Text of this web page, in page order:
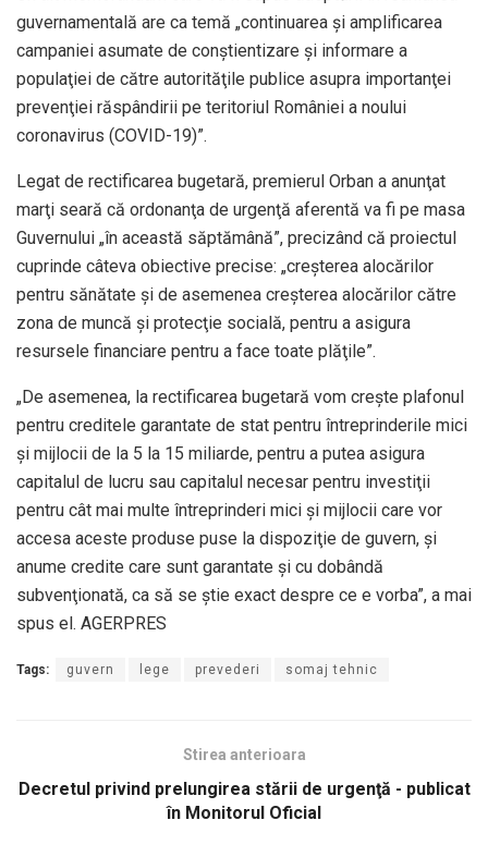
guvernamentală are ca temă „continuarea şi amplificarea
campaniei asumate de conştientizare şi informare a
populaţiei de către autorităţile publice asupra importanţei
prevenţiei răspândirii pe teritoriul României a noului
coronavirus (COVID-19)”.
Legat de rectificarea bugetară, premierul Orban a anunţat
marţi seară că ordonanţa de urgenţă aferentă va fi pe masa
Guvernului „în această săptămână”, precizând că proiectul
cuprinde câteva obiective precise: „creşterea alocărilor
pentru sănătate şi de asemenea creşterea alocărilor către
zona de muncă şi protecţie socială, pentru a asigura
resursele financiare pentru a face toate plăţile”.
„De asemenea, la rectificarea bugetară vom creşte plafonul
pentru creditele garantate de stat pentru întreprinderile mici
şi mijlocii de la 5 la 15 miliarde, pentru a putea asigura
capitalul de lucru sau capitalul necesar pentru investiţii
pentru cât mai multe întreprinderi mici şi mijlocii care vor
accesa aceste produse puse la dispoziţie de guvern, şi
anume credite care sunt garantate şi cu dobândă
subvenţionată, ca să se ştie exact despre ce e vorba”, a mai
spus el. AGERPRES
Tags: guvern lege prevederi somaj tehnic
Stirea anterioara
Decretul privind prelungirea stării de urgenţă - publicat
în Monitorul Oficial